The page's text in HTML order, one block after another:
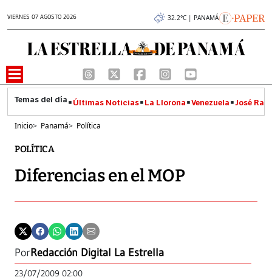
VIERNES 07 AGOSTO 2026 32.2°C | PANAMÁ
Últimas Noticias La Llorona Venezuela José
Inicio> Panamá> Política
POLÍTICA
Diferencias en el MOP
PorRedacción Digital La Estrella
23/07/2009 02:00